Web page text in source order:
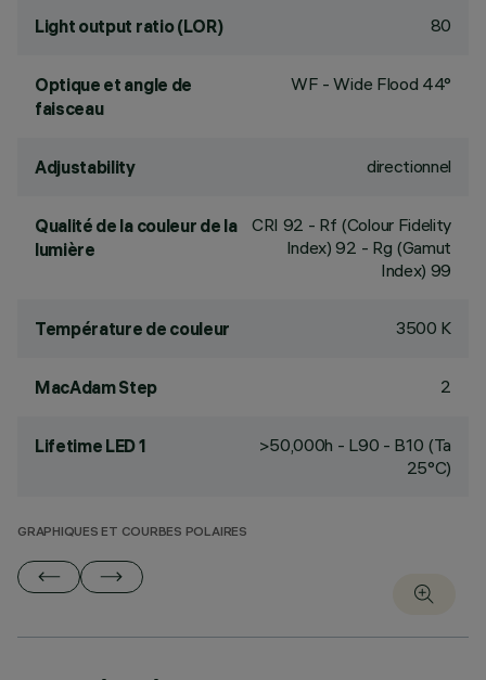
Light output ratio (LOR) 80
Optique et angle de
faisceau
WF - Wide Flood 44°
Adjustability directionnel
Qualité de la couleur de la
lumière
CRI 92 - Rf (Colour Fidelity
Index) 92 - Rg (Gamut
Index) 99
Température de couleur 3500 K
MacAdam Step 2
Lifetime LED 1
>50,000h - L90 - B10 (Ta
25°C)
GRAPHIQUES ET COURBES POLAIRES